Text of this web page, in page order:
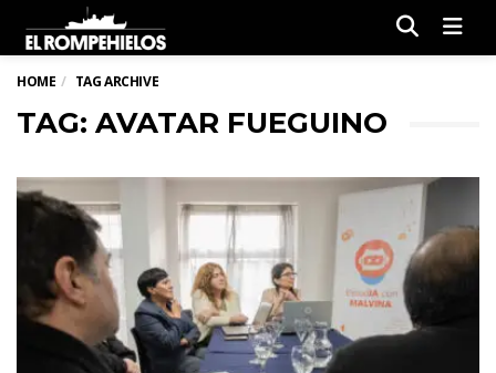
HOME TAG ARCHIVE
TAG: AVATAR FUEGUINO